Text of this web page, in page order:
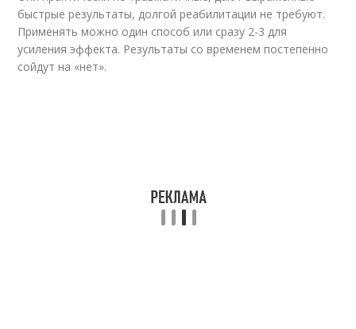
быстрые результаты, долгой реабилитации не требуют.
Применять можно один способ или сразу 2-3 для
усиления эффекта. Результаты со временем постепенно
сойдут на «нет».